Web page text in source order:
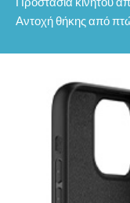
Αντοχή θήκης από